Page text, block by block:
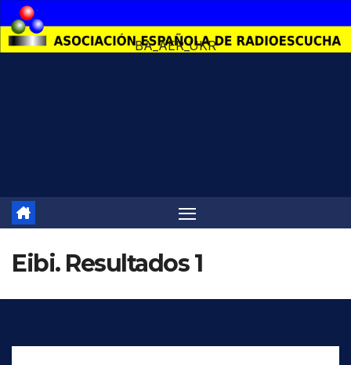
Saltar
al
BA_AER_UKR
Eibi. Resultados 1